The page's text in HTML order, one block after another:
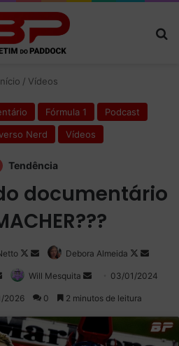
/ Vídeos
Fórmula 1
Podcast
Nerd Vídeos
Tendência
documentário
Follow
on
Mande
um
mail
Debora Almeida
Follow
onum
Mande
um
mail
Will Mesquita
Mande03/01/2024
2026 0 2 minutos de leitura